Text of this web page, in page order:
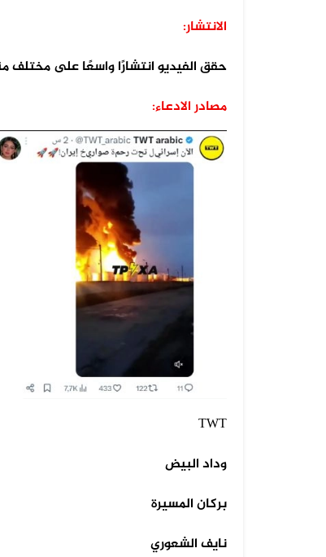
الانتشار:
حقق الفيديو انتشارًا واسعًا على مختلف
مصادر الادعاء:
TWT
وداد البيض
بركان المسيرة
نايف الشعوري
الفيديو المتداول يعود إلى القوات ا...
الخبر والتصميم مفبركان وقناة المهر...
الفيديوهان المتداولان قديمان
الفيديو المتداول لحرائق أرامكو قدي...